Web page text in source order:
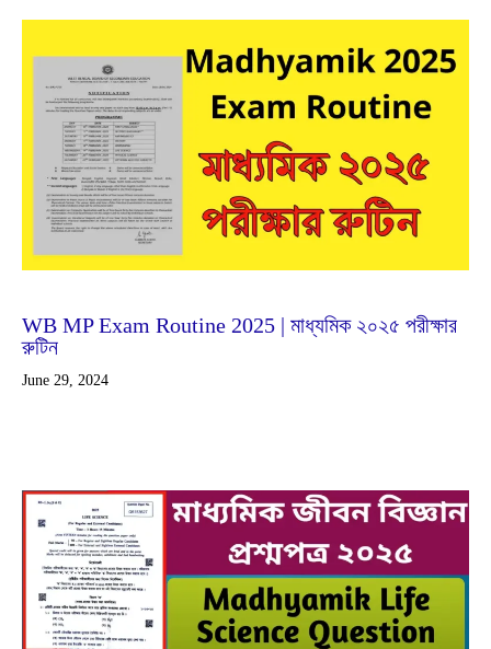
WB MP Exam Routine 2025 | মাধ্যমিক ২০২৫ পরীক্ষার
রুটিন
June 29, 2024